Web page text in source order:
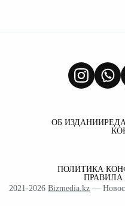
ОБ ИЗДАНИИ
ПОЛИТИКА
ПРАВИЛА
2021-2026 Bizmedia.kz —